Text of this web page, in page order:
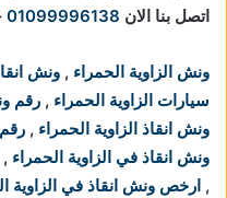
اتصل بنا الان 01099996138
ونش الزاوية الحمراء , ونش
سيارات الزاوية الحمراء , رقم
ونش انقاذ الزاوية الحمراء ,
ونش انقاذ في الزاوية الحمراء ,
, ارخص ونش انقاذ في الزاوية